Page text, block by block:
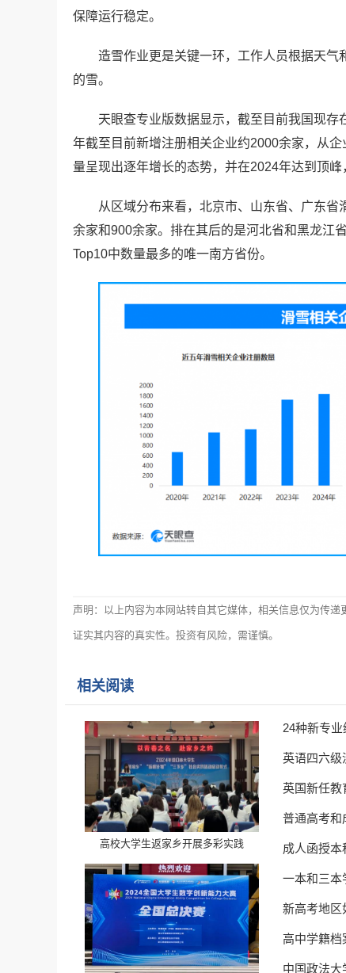
保障运行稳定。
造雪作业更是关键一环，工作人员根据天
的雪。
天眼查专业版数据显示，截至目前我国现
年截至目前新增注册相关企业约2000余家，从
量呈现出逐年增长的态势，并在2024年达到顶峰
从区域分布来看，北京市、山东省、广东
余家和900余家。排在其后的是河北省和黑龙江
Top10中数量最多的唯一南方省份。
声明：以上内容为本网站转自其它媒体，相关信息仅为传
证实其内容的真实性。投资有风险，需谨慎。
相关阅读
高校大学生返家乡开展多彩实践
24种新专业
英语四六级
英国新任教
普通高考和
成人函授本
一本和三本
新高考地区
高中学籍档
中国政法大